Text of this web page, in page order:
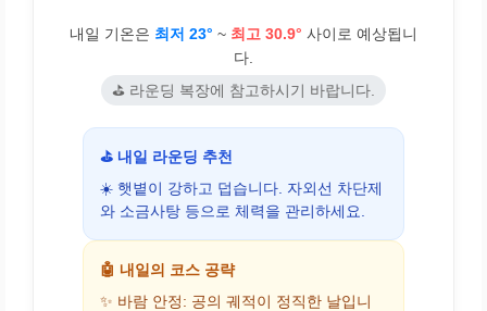
내일 기온은 최저 23° ~ 최고 30.9° 사이로 예상됩니
다.
⛳ 라운딩 복장에 참고하시기 바랍니다.
⛳ 내일 라운딩 추천
☀️ 햇볕이 강하고 덥습니다. 자외선 차단제
와 소금사탕 등으로 체력을 관리하세요.
🤖 내일의 코스 공략
✨ 바람 안정: 공의 궤적이 정직한 날입니